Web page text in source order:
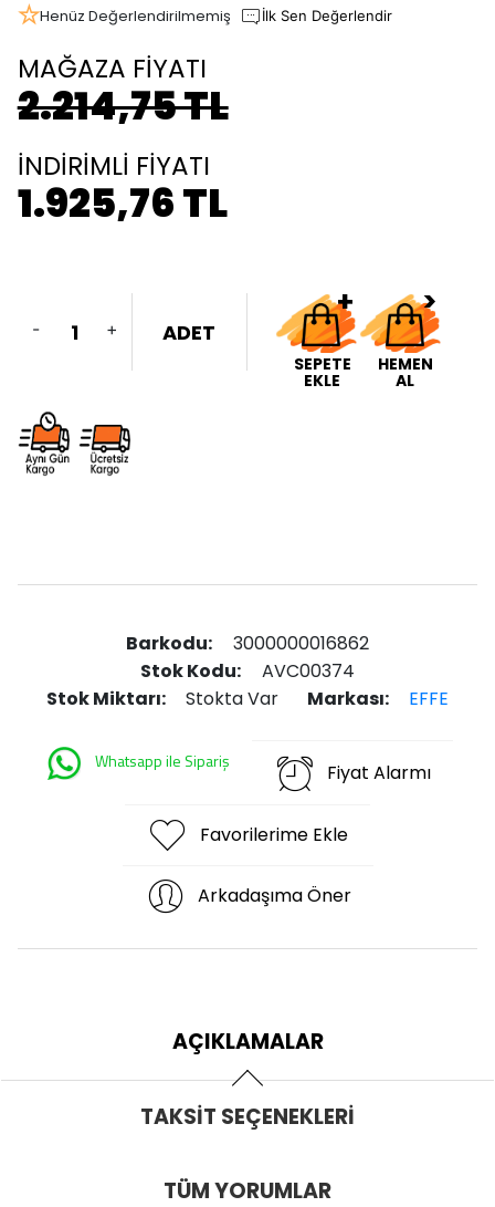
Henüz Değerlendirilmemiş İlk Sen Değerlendir
MAĞAZA FİYATI
2.214,75 TL
İNDİRİMLİ FİYATI
1.925,76 TL
- + ADET
SEPETE
EKLE
HEMEN
AL
Barkodu:
3000000016862
Stok Kodu:
AVC00374
Stok Miktarı:
Stokta Var Markası: EFFE
Whatsapp ile Sipariş Fiyat Alarmı
Favorilerime Ekle
Arkadaşıma Öner
AÇIKLAMALAR
TAKSIT SEÇENEKLERI
TÜM YORUMLAR